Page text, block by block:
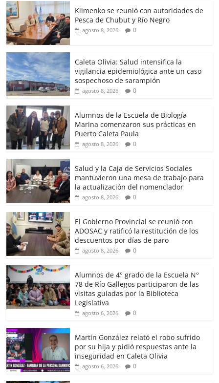
Klimenko se reunió con autoridades de
Pesca de Chubut y Río Negro
agosto 8, 2026 0
Caleta Olivia: Salud intensifica la
vigilancia epidemiológica ante un caso
sospechoso de sarampión
agosto 8, 2026 0
Alumnos de la Escuela de Biología
Marina comenzaron sus prácticas en
Puerto Caleta Paula
agosto 8, 2026 0
Salud y la Caja de Servicios Sociales
mantuvieron una mesa de trabajo para
la actualización del nomenclador
agosto 8, 2026 0
El Gobierno Provincial se reunió con
ADOSAC y ratificó la restitución de los
descuentos por días de paro
agosto 8, 2026 0
Alumnos de 4° grado de la Escuela N°
78 de Río Gallegos participaron de las
visitas guiadas por la Biblioteca
Legislativa
agosto 6, 2026 0
Martín González relató el robo sufrido
por su hija y pidió respuestas ante la
inseguridad en Caleta Olivia
agosto 6, 2026 0